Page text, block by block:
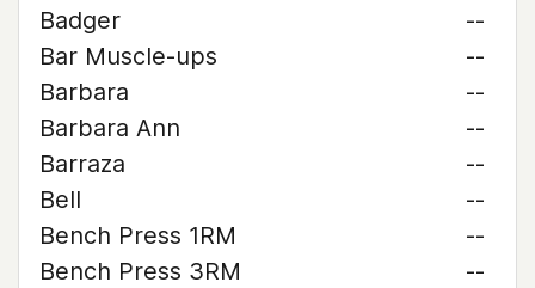
Badger
--
Bar Muscle-ups
--
Barbara
--
Barbara Ann
--
Barraza
--
Bell
--
Bench Press 1RM
--
Bench Press 3RM
--